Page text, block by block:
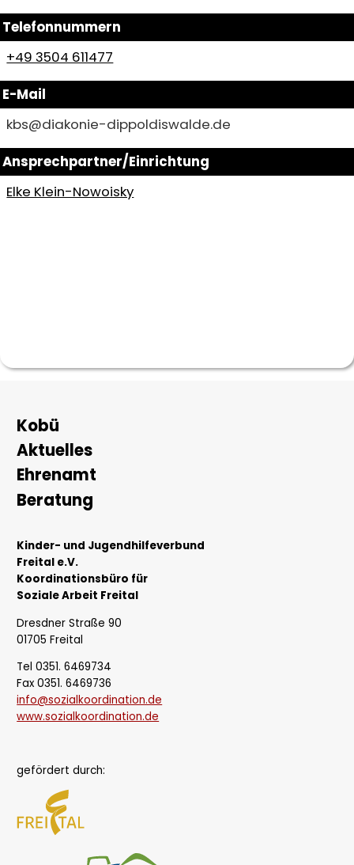
Telefonnummern
+49 3504 611477
E-Mail
kbs@diakonie-dippoldiswalde.de
Ansprechpartner/Einrichtung
Elke Klein-Nowoisky
Hauptnavigation
Kobü
Aktuelles
Ehrenamt
Beratung
Kinder- und Jugendhilfeverbund
Freital e.V.
Koordinationsbüro für
Soziale Arbeit Freital
Dresdner Straße 90
01705 Freital
Tel 0351. 6469734
Fax 0351. 6469736
info@sozialkoordination.de
www.sozialkoordination.de
gefördert durch: